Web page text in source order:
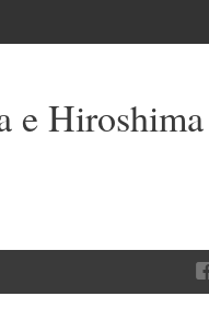
e Hiroshima